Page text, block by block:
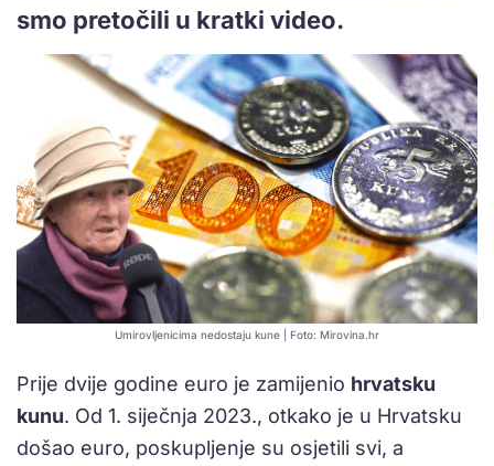
smo pretočili u kratki video.
Umirovljenicima nedostaju kune | Foto: Mirovina.hr
Prije dvije godine euro je zamijenio hrvatsku
kunu. Od 1. siječnja 2023., otkako je u Hrvatsku
došao euro, poskupljenje su osjetili svi, a